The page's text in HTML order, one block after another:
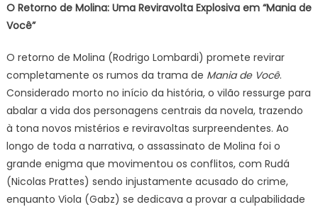
O Retorno de Molina: Uma Reviravolta Explosiva em “Mania de
Você”
O retorno de Molina (Rodrigo Lombardi) promete revirar
completamente os rumos da trama de Mania de Você.
Considerado morto no início da história, o vilão ressurge para
abalar a vida dos personagens centrais da novela, trazendo
à tona novos mistérios e reviravoltas surpreendentes. Ao
longo de toda a narrativa, o assassinato de Molina foi o
grande enigma que movimentou os conflitos, com Rudá
(Nicolas Prattes) sendo injustamente acusado do crime,
enquanto Viola (Gabz) se dedicava a provar a culpabilidade